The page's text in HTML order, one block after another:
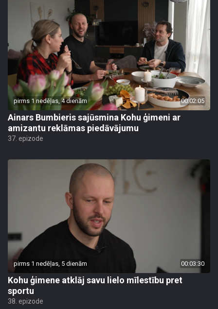
pirms 1 nedēļas, 4 dienām 00:02:05
Ainars Bumbieris sajūsmina Kohu ģimeni ar
amizantu reklāmas piedāvājumu
37. epizode
pirms 1 nedēļas, 5 dienām 00:03:30
Kohu ģimene atklāj savu lielo mīlestību pret
sportu
38. epizode